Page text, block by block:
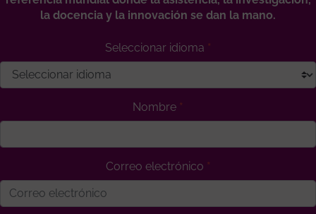
la docencia y la innovación se dan la mano.
Seleccionar idioma
Nombre
Correo electrónico